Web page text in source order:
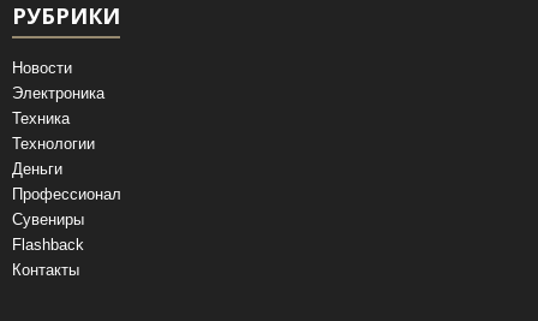
РУБРИКИ
Новости
Электроника
Техника
Технологии
Деньги
Профессионал
Сувениры
Flashback
Контакты